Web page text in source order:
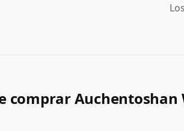
comprar Auchentoshan